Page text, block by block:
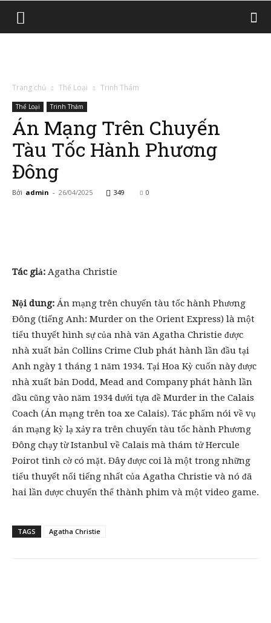
Trang chủ Thể Loại Trinh Thám
Thể Loại Trinh Thám
Án Mạng Trên Chuyến
Tàu Tốc Hành Phương
Đông
Bởi admin - 26/04/2025 349 0
Tác giả: Agatha Christie
Nội dung: Án mạng trên chuyến tàu tốc hành Phương
Đông (tiếng Anh: Murder on the Orient Express) là một
tiểu thuyết hình sự của nhà văn Agatha Christie được
nhà xuất bản Collins Crime Club phát hành lần đầu tại
Anh ngày 1 tháng 1 năm 1934. Tại Hoa Kỳ cuốn này được
nhà xuất bản Dodd, Mead and Company phát hành lần
đầu cũng vào năm 1934 dưới tựa đề Murder in the Calais
Coach (Án mạng trên toa xe Calais). Tác phẩm nói về vụ
án mạng kỳ lạ xảy ra trên chuyến tàu tốc hành Phương
Đông chạy từ Istanbul về Calais mà thám tử Hercule
Poirot tình cờ có mặt. Đây được coi là một trong những
tiểu thuyết nổi tiếng nhất của Agatha Christie và nó đã
hai lần được chuyển thể thành phim và một video game.
TAGS Agatha Christie